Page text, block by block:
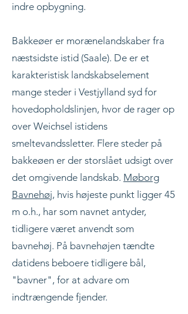
indre opbygning.
Bakkeøer er morænelandskaber fra
næstsidste istid (Saale). De er et
karakteristisk landskabselement
mange steder i Vestjylland syd for
hovedopholdslinjen, hvor de rager op
over Weichsel istidens
smeltevandssletter. Flere steder på
bakkeøen er der storslået udsigt over
det omgivende landskab. Møborg
Bavnehøj, hvis højeste punkt ligger 45
m o.h., har som navnet antyder,
tidligere været anvendt som
bavnehøj. På bavnehøjen tændte
datidens beboere tidligere bål,
"bavner", for at advare om
indtrængende fjender.